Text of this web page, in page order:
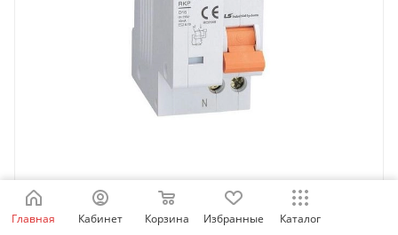
062203728B | Дифференциальный автомат RKP,
1P+N 10 A, кривая C, 30мА, тип AC, 4,5кА, LSis
Главная Кабинет Корзина Избранные Каталог